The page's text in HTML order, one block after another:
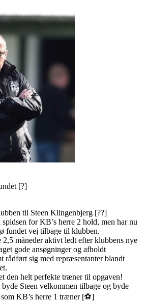
[?]
til Steen Klingenbjerg [??]
spidsen for KB’s herre 2 hold, men har nu
fundet vej tilbage til klubben.
2,5 måneder aktivt ledt efter klubbens nye
gode ansøgninger og afholdt
rådført sig med repræsentanter blandt
den helt perfekte træner til opgaven!
Steen velkommen tilbage og byde
KB’s herre 1 træner [⚽️]